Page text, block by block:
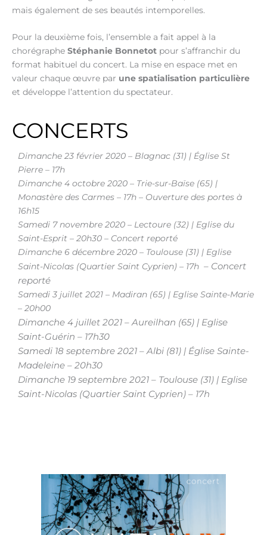
mais également de ses beautés intemporelles.
Pour la deuxième fois, l’ensemble a fait appel à la
chorégraphe Stéphanie Bonnetot pour s’affranchir du
format habituel du concert. La mise en espace met en
valeur chaque œuvre par une spatialisation particulière
et développe l’attention du spectateur.
CONCERTS
Dimanche 23 février 2020 – Blagnac (31) | Église St
Pierre – 17h
Dimanche 4 octobre 2020 – Trie-sur-Baïse (65) |
Monastère des Carmes – 17h – Ouverture des portes à
16h15
Samedi 7 novembre 2020 – Lectoure (32) | Eglise du
Saint-Esprit – 20h30 – Concert reporté
Dimanche 6 décembre 2020 – Toulouse (31) | Eglise
Saint-Nicolas (Quartier Saint Cyprien) – 17h – Concert
reporté
Samedi 3 juillet 2021 – Madiran (65) | Eglise Sainte-Marie
– 20h00
Dimanche 4 juillet 2021 – Aureilhan (65) | Eglise
Saint-Guérin – 17h30
Samedi 18 septembre 2021 – Albi (81) | Église Sainte-
Madeleine – 20h30
Dimanche 19 septembre 2021 – Toulouse (31) | Eglise
Saint-Nicolas (Quartier Saint Cyprien) – 17h